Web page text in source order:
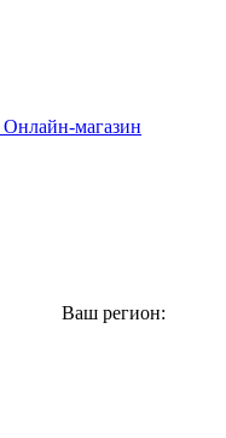
Онлайн-магазин
Ваш регион: